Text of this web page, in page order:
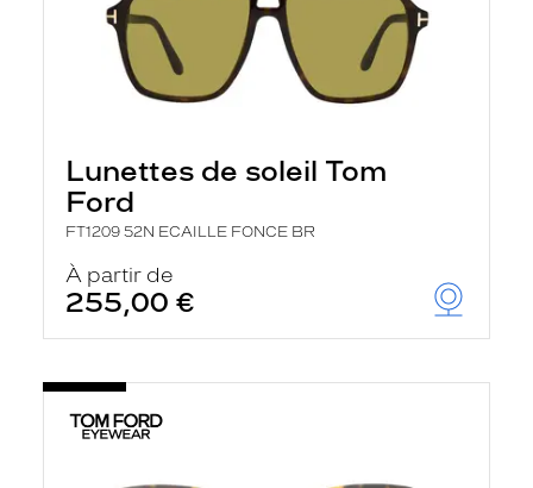
Lunettes de soleil Tom
Ford
FT1209 52N ECAILLE FONCE BR
À partir de
255,00 €